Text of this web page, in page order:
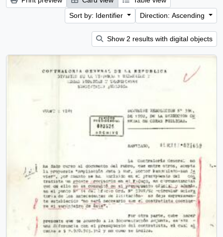
Sort by: Identifier
Direction: Ascending
Show 2 results with digital objects